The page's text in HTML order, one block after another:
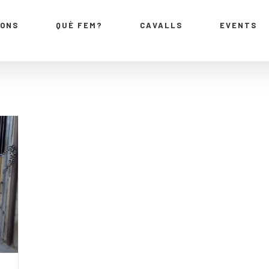
QUÈ FEM? CAVALLS EVENTS